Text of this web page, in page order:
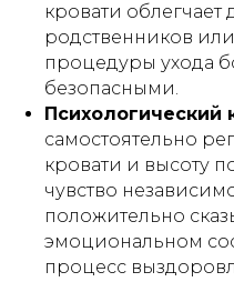
кровати
родственников
процедуры ухода
безопасными.
Психологический
самостоятельно
кровати и высоту
чувство
положительно
эмоциональном
процесс
АРЕНДА МЕДИЦИНСКИХ
7 положений
регулируются
без усилий